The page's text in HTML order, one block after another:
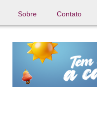
Sobre Contato